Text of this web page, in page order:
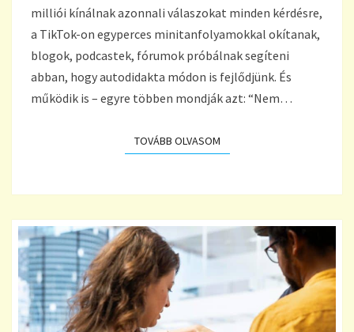
milliói kínálnak azonnali válaszokat minden kérdésre,
a TikTok-on egyperces minitanfolyamokkal okítanak,
blogok, podcastek, fórumok próbálnak segíteni
abban, hogy autodidakta módon is fejlődjünk. És
működik is – egyre többen mondják azt: “Nem…
TOVÁBB OLVASOMTOVÁBB OLVASOM